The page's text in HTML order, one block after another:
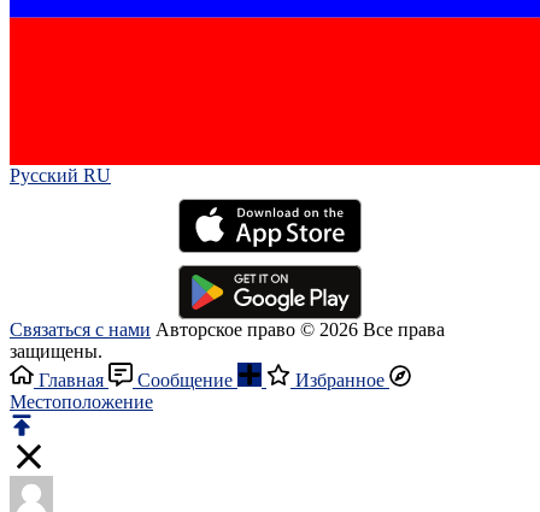
Русский RU‎
Связаться с нами Авторское право © 2026 Все права
защищены.
Главная
Сообщение
Избранное
Местоположение